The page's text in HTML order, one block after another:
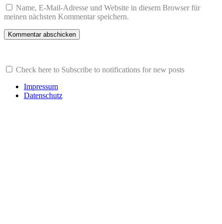
Name, E-Mail-Adresse und Website in diesem Browser für
meinen nächsten Kommentar speichern.
Check here to Subscribe to notifications for new posts
Impressum
Datenschutz